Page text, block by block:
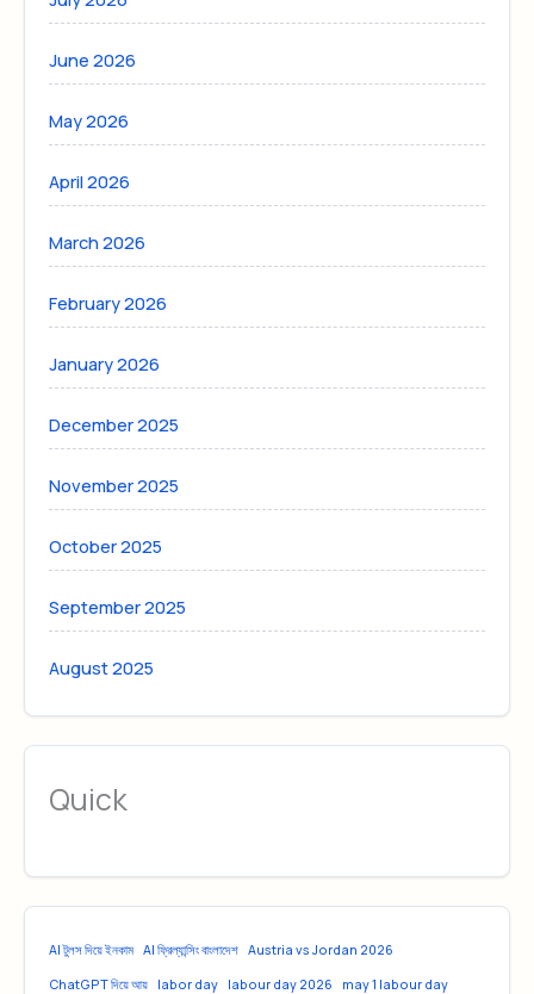
June 2026
May 2026
April 2026
March 2026
February 2026
January 2026
December 2025
November 2025
October 2025
September 2025
August 2025
Quick
AI টুলস দিয়ে ইনকাম AI ফ্রিল্যান্সিং বাংলাদেশ Austria vs Jordan 2026
ChatGPT দিয়ে আয় labor day labour day 2026 may 1 labour day